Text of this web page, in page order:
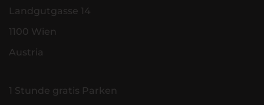
Landgutgasse 14
1100 Wien
Austria
1 Stunde gratis Parken